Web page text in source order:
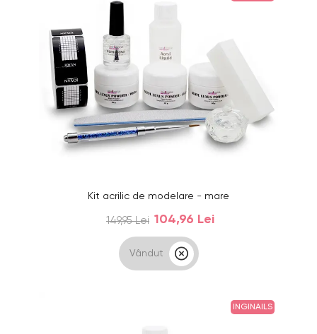
Kit acrilic de modelare - mare
149,95 Lei 104,96 Lei
Vândut
INGINAILS